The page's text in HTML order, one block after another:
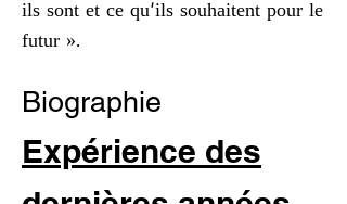
ils sont et ce qu'ils souhaitent pour le
futur ».
Biographie
Expérience des